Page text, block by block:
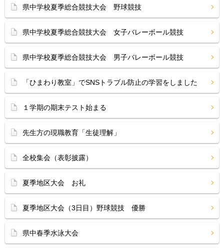
県中学校夏季総合競技大会 野球競技
県中学校夏季総合競技大会 女子バレーボール競技
県中学校夏季総合競技大会 男子バレーボール競技
「ひまわり教室」でSNSトラブル防止の学習をしました
１学期の期末テスト始まる
先生方の現職教育「生徒理解」
全校集会（表彰披露）
夏季地区大会 お礼
夏季地区大会（3日目）野球競技 優勝
県中春季水泳大会